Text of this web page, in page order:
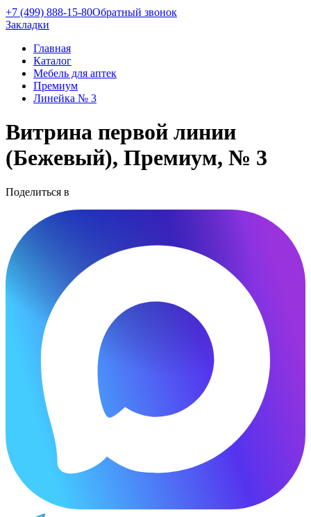
+7 (499) 888-15-80Обратный звонок
Закладки
Главная
Каталог
Мебель для аптек
Премиум
Линейка № 3
Витрина первой линии
(Бежевый), Премиум, № 3
Поделиться в